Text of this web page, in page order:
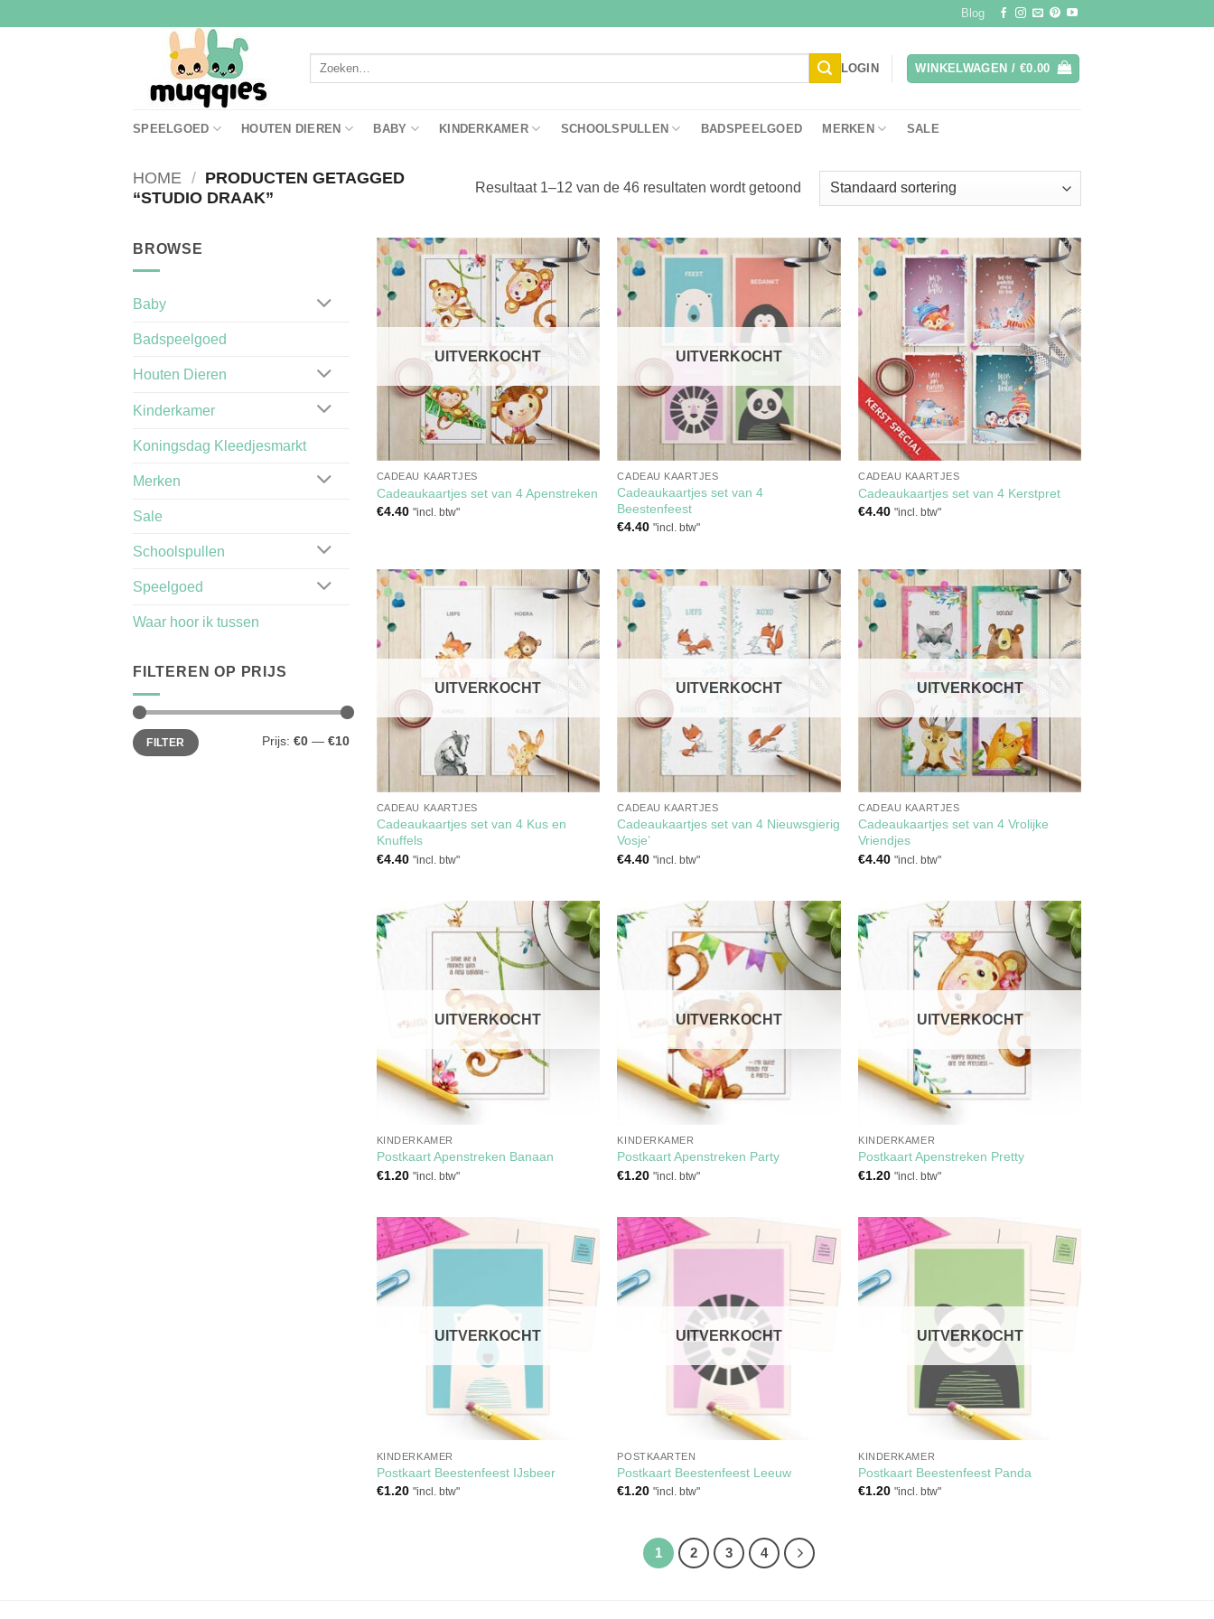
Blog
Zoeken
LOGIN WINKELWAGEN / €0.00
SPEELGOED HOUTEN DIEREN BABY KINDERKAMER SCHOOLSPULLEN BADSPEELGOED MERKEN SALE
HOME / PRODUCTEN GETAGGED
“STUDIO DRAAK”
Resultaat 1–12 van de 46 resultaten wordt getoond
BROWSE
Baby
Badspeelgoed
Houten Dieren
Kinderkamer
Koningsdag Kleedjesmarkt
Merken
Sale
Schoolspullen
Speelgoed
Waar hoor ik tussen
FILTEREN OP PRIJS
Min.
prijs
Max.
prijsFILTER Prijs: €0 — €10
Toevoegen
aan
verlanglijst
UITVERKOCHT
CADEAU KAARTJES
Cadeaukaartjes set van 4 Apenstreken
€4.40 "incl. btw"
verlanglijst
UITVERKOCHT
CADEAU KAARTJES
Cadeaukaartjes set van 4
Beestenfeest
€4.40 "incl. btw"
Toevoegen
verlanglijst
CADEAU KAARTJES
Cadeaukaartjes set van 4 Kerstpret
€4.40 "incl. btw"
Toevoegen
verlanglijst
UITVERKOCHT
CADEAU KAARTJES
Cadeaukaartjes set van 4 Kus en
Knuffels
€4.40 "incl. btw"
Toevoegen
aan
verlanglijst
UITVERKOCHT
CADEAU KAARTJES
Cadeaukaartjes set van 4 Nieuwsgierig
Vosje’
€4.40 "incl. btw"
verlanglijst
UITVERKOCHT
CADEAU KAARTJES
Cadeaukaartjes set van 4 Vrolijke
Vriendjes
€4.40 "incl. btw"
Toevoegen
aan
verlanglijst
UITVERKOCHT
KINDERKAMER
Postkaart Apenstreken Banaan
€1.20 "incl. btw"
Toevoegen
aan
verlanglijst
UITVERKOCHT
KINDERKAMER
Postkaart Apenstreken Party
€1.20 "incl. btw"
Toevoegen
aan
verlanglijst
UITVERKOCHT
KINDERKAMER
Postkaart Apenstreken Pretty
€1.20 "incl. btw"
Toevoegen
verlanglijst
UITVERKOCHT
KINDERKAMER
Postkaart Beestenfeest IJsbeer
€1.20 "incl. btw"
Toevoegen
verlanglijst
UITVERKOCHT
POSTKAARTEN
Postkaart Beestenfeest Leeuw
€1.20 "incl. btw"
Toevoegen
verlanglijst
UITVERKOCHT
KINDERKAMER
Postkaart Beestenfeest Panda
€1.20 "incl. btw"
1 2 3 4